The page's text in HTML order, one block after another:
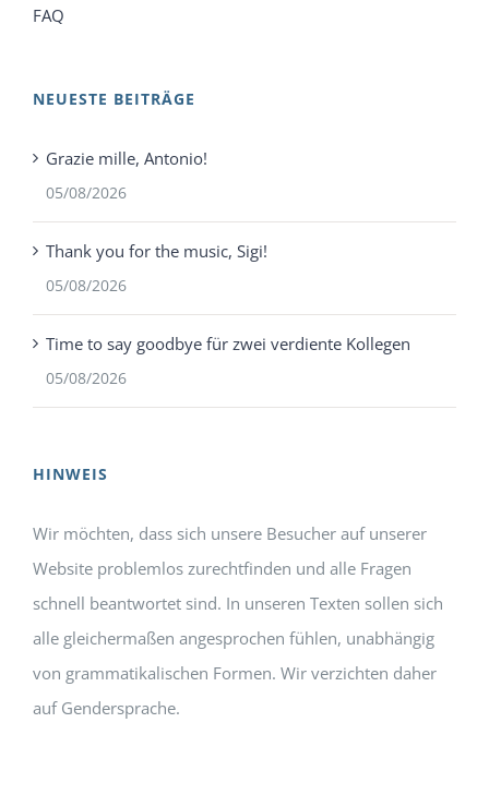
FAQ
NEUESTE BEITRÄGE
Grazie mille, Antonio!
05/08/2026
Thank you for the music, Sigi!
05/08/2026
Time to say goodbye für zwei verdiente Kollegen
05/08/2026
HINWEIS
Wir möchten, dass sich unsere Besucher auf unserer
Website problemlos zurechtfinden und alle Fragen
schnell beantwortet sind. In unseren Texten sollen sich
alle gleichermaßen angesprochen fühlen, unabhängig
von grammatikalischen Formen. Wir verzichten daher
auf Gendersprache.